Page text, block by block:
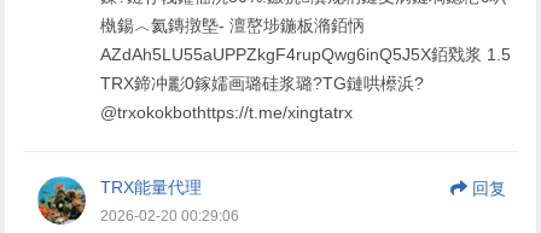
槸鍚︿氦鏄撴墍- 澶嶅埗鍦板潃銆怲
AZdAh5LU55aUPPZkgF4rupQwg6inQ5J5X銆戣浆 1.5
TRX鍗冲彲0鎵嬬画璐硅浆璐?TG鏈哄櫒浜?
@trxokokbothttps://t.me/xingtatrx
TRX能量代理 回复
2026-02-20 00:29:06